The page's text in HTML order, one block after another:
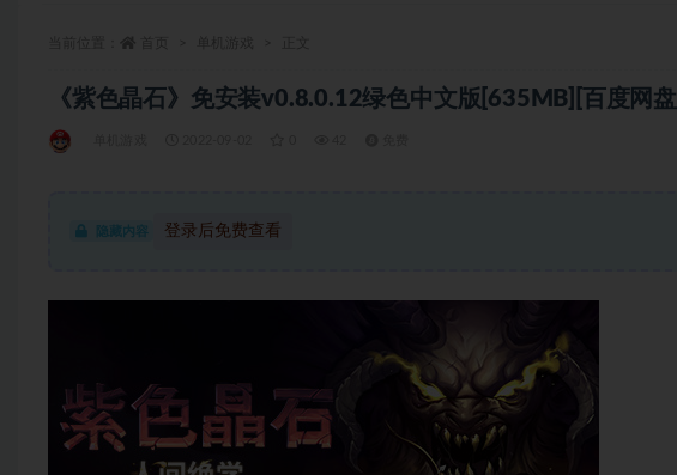
《紫色晶石》免安装v0.8.0.12绿色中文版[635MB][百度网盘]
隐藏内容 登录后免费查看